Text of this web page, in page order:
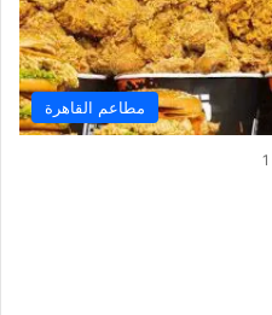
مطاعم القاهرة
1